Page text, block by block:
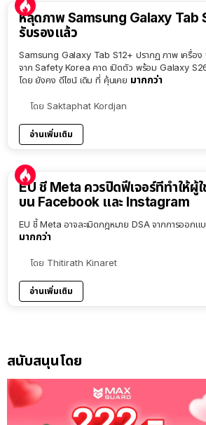
หลุดภาพ Samsung Galaxy Tab
รับรองแล้ว
Samsung Galaxy Tab S12+ ปรากฏ ภาพ เครื่อง
จาก Safety Korea คาด เปิดตัว พร้อม Galaxy
โดย ยังคง ดีไซน์ เดิม ที่ คุ้นเคย มากกว่า
โดย Saktaphat Kordjan
อ่านเพิ่มเติม
EU ชี้ Meta ควรปิดฟีเจอร์ที่ทำให้ผู้
บน Facebook และ Instagram
EU ชี้ Meta อาจละเมิดกฎหมาย DSA จากการออก
มากกว่า
โดย Thitirath Kinaret
อ่านเพิ่มเติม
สนับสนุนโดย